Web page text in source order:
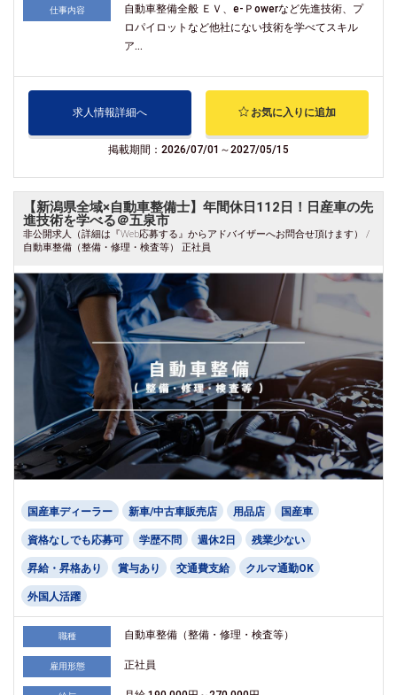
仕事内容
自動車整備全般 ＥＶ、e-Ｐowerなど先進技術、プ
ロパイロットなど他社にない技術を学べてスキル
ア...
求人情報詳細へ お気に入りに追加
掲載期間：2026/07/01～2027/05/15
【新潟県全域×自動車整備士】年間休日112日！日産車の先
進技術を学べる＠五泉市
非公開求人（詳細は『Web応募する』からアドバイザーへお問合せ頂けます） /
自動車整備（整備・修理・検査等） 正社員
国産車ディーラー 新車/中古車販売店 用品店 国産車
資格なしでも応募可 学歴不問 週休2日 残業少ない
昇給・昇格あり 賞与あり 交通費支給 クルマ通勤OK
外国人活躍
職種 自動車整備（整備・修理・検査等）
雇用形態 正社員